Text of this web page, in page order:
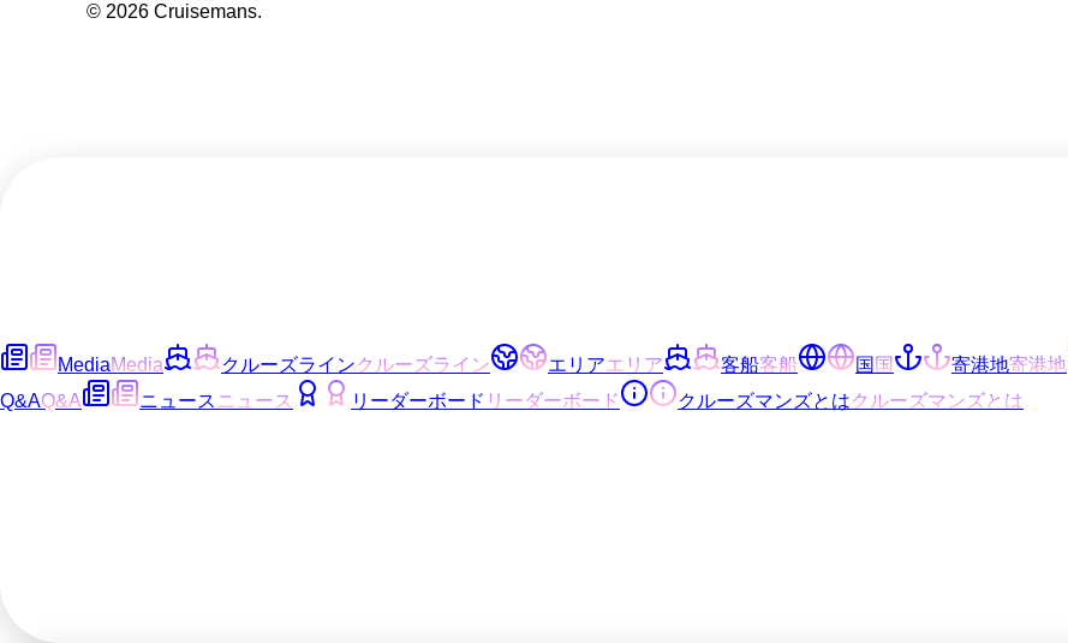
© 2026 Cruisemans.
MediaMedia クルーズラインクルーズライン エリアエリア 客船客船 国国 寄港地寄港地
Q&AQ&A ニュース ニュース リーダーボード リーダーボード クルーズマンズとはクルーズマンズとは